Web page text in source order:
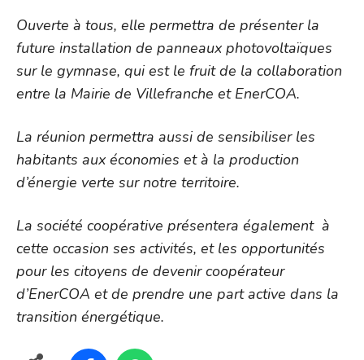
Ouverte à tous, elle permettra de présenter la
future installation de panneaux photovoltaïques
sur le gymnase, qui est le fruit de la collaboration
entre la Mairie de Villefranche et EnerCOA.
La réunion permettra aussi de sensibiliser les
habitants aux économies et à la production
d’énergie verte sur notre territoire.
La société coopérative présentera également à
cette occasion ses activités, et les opportunités
pour les citoyens de devenir coopérateur
d’EnerCOA et de prendre une part active dans la
transition énergétique.